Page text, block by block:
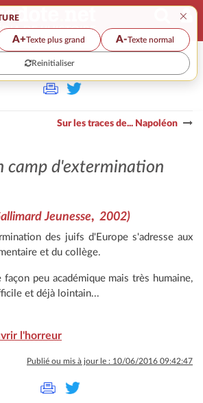
×
A+Texte plus grand A-Texte normal
Reinitialiser
Sur les traces de... Napoléon
camp d'extermination
Jeunesse, 2002)
des juifs d'Europe s'adresse aux
et du collège.
façon peu académique mais très humaine,
et déjà lointain...
l'horreur
Publié ou mis à jour le : 10/06/2016 09:42:47